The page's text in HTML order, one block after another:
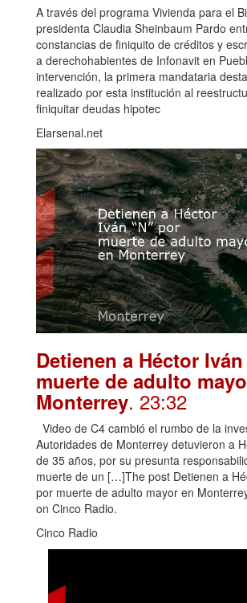
A través del programa Vivienda para el
presidenta Claudia Sheinbaum Pardo
constancias de finiquito de créditos y
a derechohabientes de Infonavit en
intervención, la primera mandataria
realizado por esta institución al
finiquitar deudas hipotec
Elarsenal.net
Detienen a Héctor
muerte de adulto
Monterrey. 23:32
Video de C4 cambió el rumbo de la
Autoridades de Monterrey detuvieron a
de 35 años, por su presunta
muerte de un […]The post Detienen a
por muerte de adulto mayor en
on Cinco Radio.
Cinco Radio